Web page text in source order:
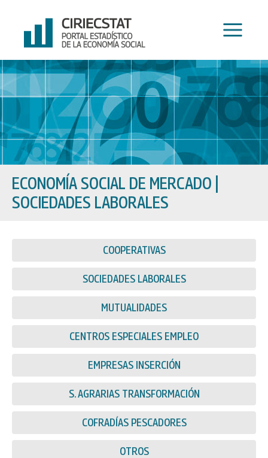
contenido
ECONOMÍA SOCIAL DE MERCADO
SOCIEDADES LABORALES
COOPERATIVAS
SOCIEDADES LABORALES
MUTUALIDADES
CENTROS ESPECIALES EMPLEO
EMPRESAS INSERCIÓN
S. AGRARIAS TRANSFORMACIÓN
COFRADÍAS PESCADORES
OTROS